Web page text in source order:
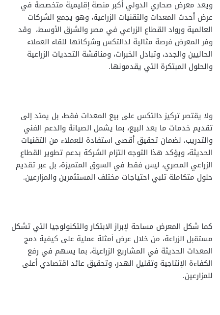
ويعد معرض صحاري الدولي أكبر منصة إقليمية متخصصة في
عرض أحدث المعدات والتقنيات الزراعية، وهو يجمع الشركات
العالمية ورواد القطاع الزراعي في مصر والشرق الأوسط، وقد
وفر المعرض فرصة مثالية لدالتكس وشركائها للقاء العملاء
الحاليين والجدد، وتبادل الخبرات، ومناقشة التحديات الزراعية
والحلول المبتكرة التي يقدمونها.
ولا يقتصر تركيز دالتكس على بيع المعدات فقط، بل يمتد إلى
تقديم خدمات ما بعد البيع، بما يشمل الصيانة والدعم الفني
والتدريب، لضمان تحقيق أقصى استفادة للعملاء من التقنيات
الحديثة، ويؤكد هذا التوجه التزام الشركة بدعم تطوير القطاع
الزراعي المصري، ليس فقط في السوق المتميزة، بل عبر تقديم
حلول متكاملة تلبي احتياجات مختلف المستثمرين والمزارعين.
كما شكل المعرض مساحة لإبراز الابتكار والتكنولوجيا التي تشكل
مستقبل الزراعة، من خلال عرض أمثلة عملية على كيفية دمج
المعدات الحديثة في المشاريع الزراعية، بما يسهم في رفع
الكفاءة الإنتاجية وتقليل الهدر، وتحقيق عائد اقتصادي أعلى
للمزارعين.